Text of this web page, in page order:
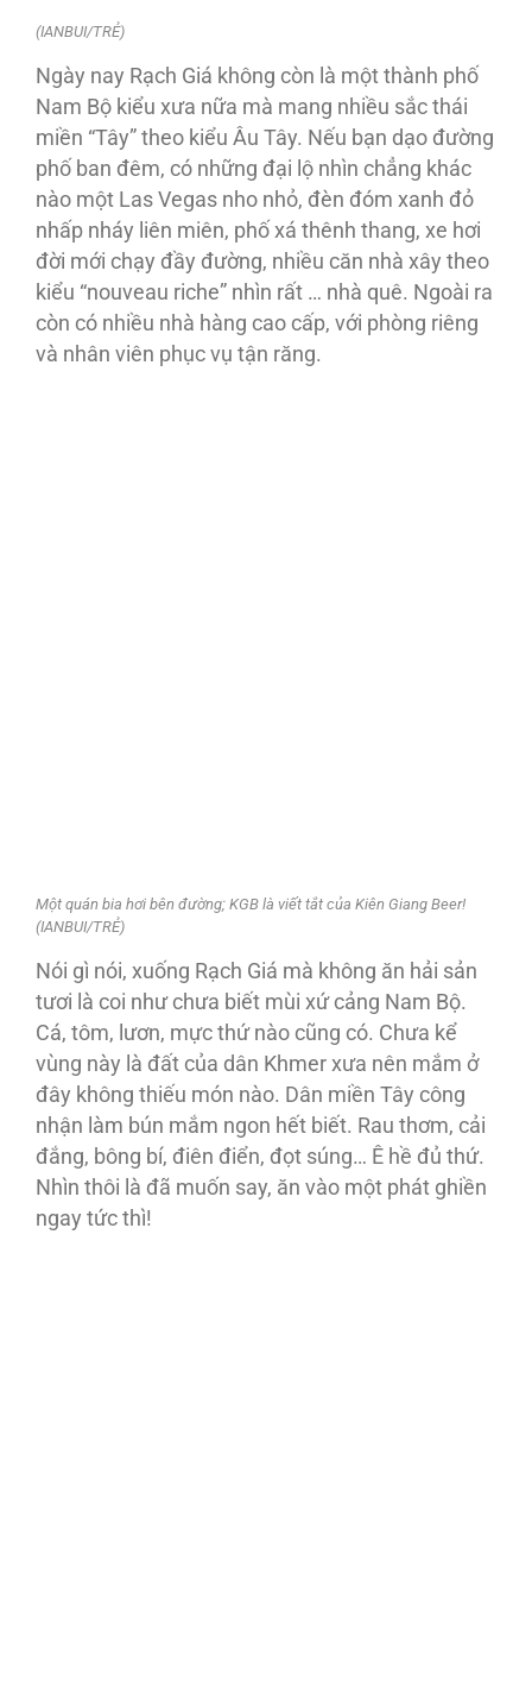
(IANBUI/TRẺ)
Ngày nay Rạch Giá không còn là một thành phố
Nam Bộ kiểu xưa nữa mà mang nhiều sắc thái
miền “Tây” theo kiểu Âu Tây. Nếu bạn dạo đường
phố ban đêm, có những đại lộ nhìn chẳng khác
nào một Las Vegas nho nhỏ, đèn đóm xanh đỏ
nhấp nháy liên miên, phố xá thênh thang, xe hơi
đời mới chạy đầy đường, nhiều căn nhà xây theo
kiểu “nouveau riche” nhìn rất … nhà quê. Ngoài ra
còn có nhiều nhà hàng cao cấp, với phòng riêng
và nhân viên phục vụ tận răng.
Một quán bia hơi bên đường; KGB là viết tắt của Kiên Giang Beer!
(IANBUI/TRẺ)
Nói gì nói, xuống Rạch Giá mà không ăn hải sản
tươi là coi như chưa biết mùi xứ cảng Nam Bộ.
Cá, tôm, lươn, mực thứ nào cũng có. Chưa kể
vùng này là đất của dân Khmer xưa nên mắm ở
đây không thiếu món nào. Dân miền Tây công
nhận làm bún mắm ngon hết biết. Rau thơm, cải
đắng, bông bí, điên điển, đọt súng… Ê hề đủ thứ.
Nhìn thôi là đã muốn say, ăn vào một phát ghiền
ngay tức thì!